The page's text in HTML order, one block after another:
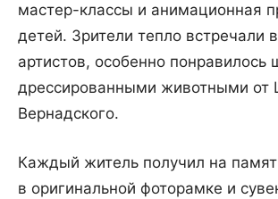
мастер-классы и анимационная
детей. Зрители тепло встречали
артистов, особенно понравилось
дрессированными животными от
Вернадского.
Каждый житель получил на
в оригинальной фоторамке и